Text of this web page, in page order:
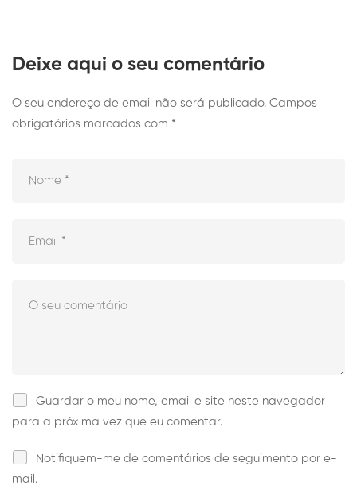
Deixe aqui o seu comentário
O seu endereço de email não será publicado. Campos
obrigatórios marcados com *
Guardar o meu nome, email e site neste navegador
para a próxima vez que eu comentar.
Notifiquem-me de comentários de seguimento por e-
mail.